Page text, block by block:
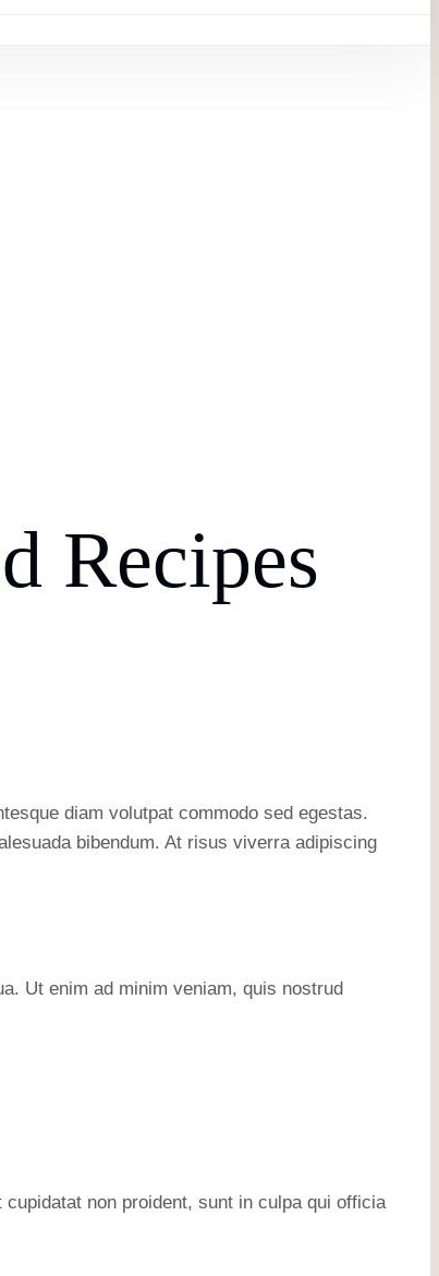
Recipes
diam volutpat commodo sed egestas.
bibendum. At risus viverra adipiscing
Ut enim ad minim veniam, quis nostrud
non proident, sunt in culpa qui officia